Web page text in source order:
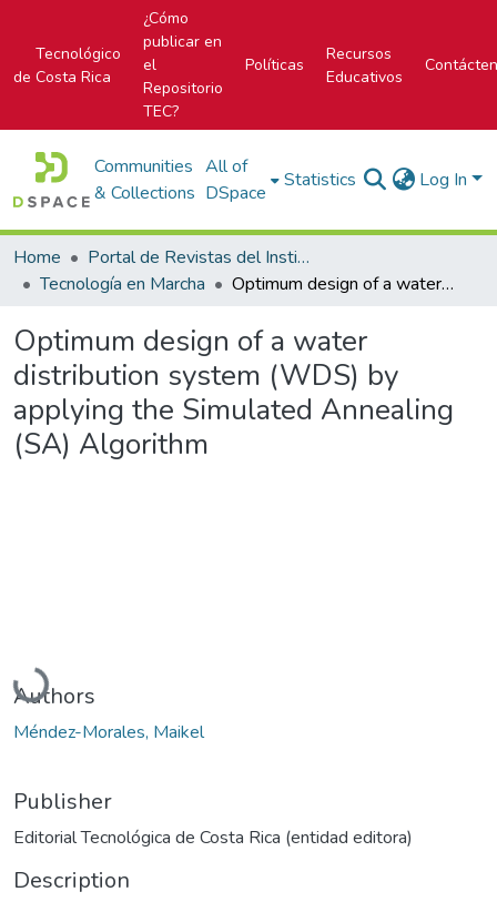
Tecnológico
de Costa Rica
¿Cómo
publicar en
el
Repositorio
TEC?
Políticas
Recursos
Educativos
Communities
& Collections
All of
DSpace
Statistics Log In
Home
Portal de Revistas del Instituto Tecnológico de Costa Rica
Tecnología en Marcha
Optimum design of a water distribution system (WDS) by applying the Simulated Annealing (SA) Algorithm
Optimum design of a water
distribution system (WDS) by
applying the Simulated Annealing
(SA) Algorithm
Loading...
Authors
Méndez-Morales, Maikel
Publisher
Editorial Tecnológica de Costa Rica (entidad editora)
Description